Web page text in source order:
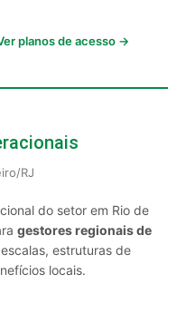
planos de acesso →
RJ
do setor em Rio de
gestores regionais de
estruturas de
locais.